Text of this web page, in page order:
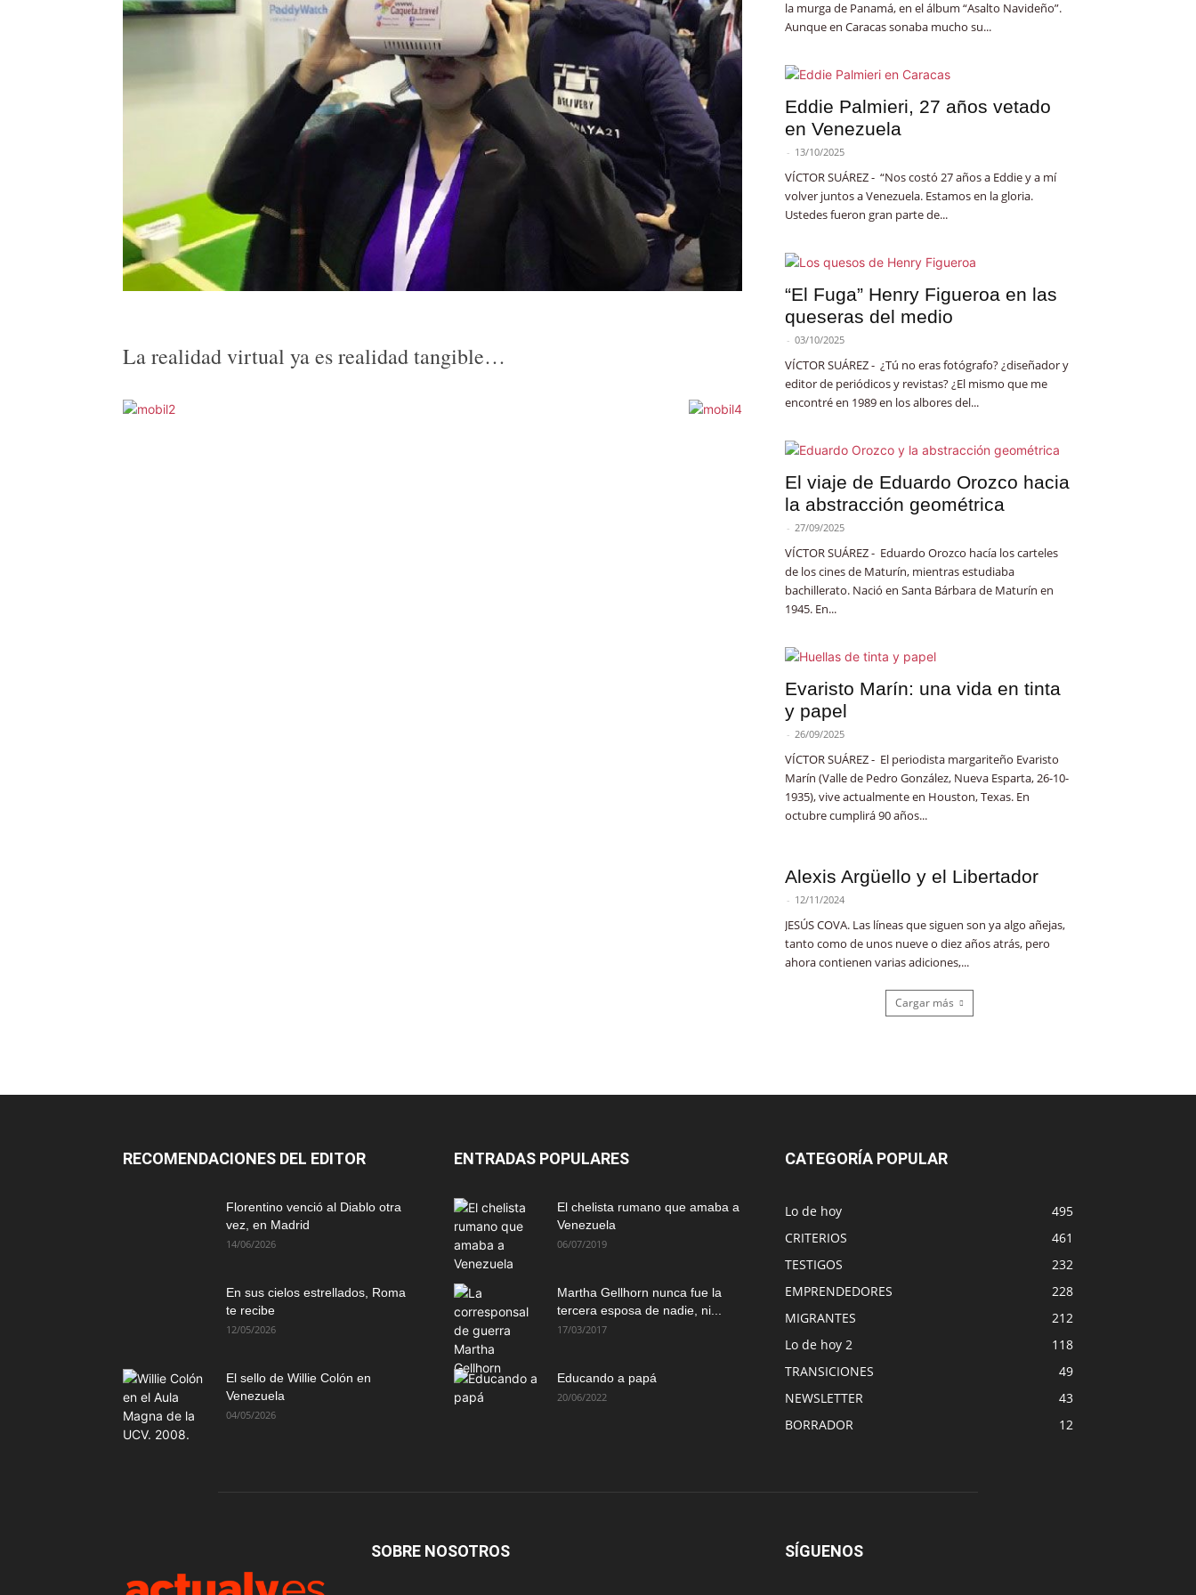
La realidad virtual ya es realidad tangible…
la murga de Panamá, en el álbum “Asalto Navideño”.
Aunque en Caracas sonaba mucho su...
Eddie Palmieri, 27 años vetado
en Venezuela
- 13/10/2025
VÍCTOR SUÁREZ - “Nos costó 27 años a Eddie y a mí
volver juntos a Venezuela. Estamos en la gloria.
Ustedes fueron gran parte de...
“El Fuga” Henry Figueroa en las
queseras del medio
- 03/10/2025
VÍCTOR SUÁREZ - ¿Tú no eras fotógrafo? ¿diseñador y
editor de periódicos y revistas? ¿El mismo que me
encontré en 1989 en los albores del...
El viaje de Eduardo Orozco hacia
la abstracción geométrica
- 27/09/2025
VÍCTOR SUÁREZ - Eduardo Orozco hacía los carteles
de los cines de Maturín, mientras estudiaba
bachillerato. Nació en Santa Bárbara de Maturín en
1945. En...
Evaristo Marín: una vida en tinta
y papel
- 26/09/2025
VÍCTOR SUÁREZ - El periodista margariteño Evaristo
Marín (Valle de Pedro González, Nueva Esparta, 26-10-
1935), vive actualmente en Houston, Texas. En
octubre cumplirá 90 años...
Alexis Argüello y el Libertador
- 12/11/2024
JESÚS COVA. Las líneas que siguen son ya algo añejas,
tanto como de unos nueve o diez años atrás, pero
ahora contienen varias adiciones,...
Cargar más
RECOMENDACIONES DEL EDITOR
Florentino venció al Diablo otra
vez, en Madrid
14/06/2026
En sus cielos estrellados, Roma
te recibe
12/05/2026
El sello de Willie Colón en
Venezuela
04/05/2026
ENTRADAS POPULARES
El chelista rumano que amaba a
Venezuela
06/07/2019
Martha Gellhorn nunca fue la
tercera esposa de nadie, ni...
17/03/2017
Educando a papá
20/06/2022
CATEGORÍA POPULAR
Lo de hoy
495
CRITERIOS
461
TESTIGOS
232
EMPRENDEDORES
228
MIGRANTES
212
Lo de hoy 2
118
TRANSICIONES
49
NEWSLETTER
43
BORRADOR
12
SOBRE NOSOTROS SÍGUENOS